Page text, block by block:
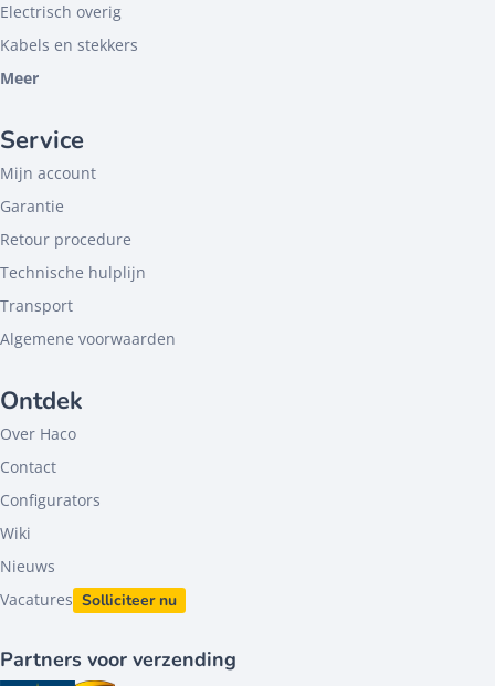
Electrisch overig
Kabels en stekkers
Meer
Service
Mijn account
Garantie
Retour procedure
Technische hulplijn
Transport
Algemene voorwaarden
Ontdek
Over Haco
Contact
Configurators
Wiki
Nieuws
Vacatures Solliciteer nu
Partners voor verzending